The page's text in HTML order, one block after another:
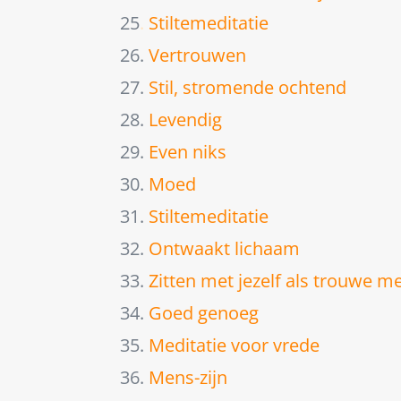
25. Stiltemeditatie
26. Vertrouwen
27. Stil, stromende ochtend
28. Levendig
29. Even niks
30. Moed
31. Stiltemeditatie
32. Ontwaakt lichaam
33.Zitten met jezelf als trouwe
34. Goed genoeg
35. Meditatie voor vrede
36. Mens-zijn